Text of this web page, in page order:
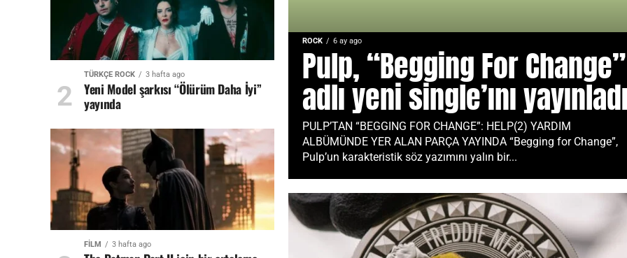
ROCK 6 ay ago
Pulp, “Begging For Change”
adlı yeni single’ını
PULP’TAN “BEGGING FOR CHANGE”: HELP(2) YARDIM
ALBÜMÜNDE YER ALAN PARÇA YAYINDA “Begging for Change”,
Pulp’un karakteristik söz yazımını yalın bir...
TÜRKÇE ROCK 3 hafta ago
Yeni Model şarkısı “Ölürüm Daha İyi”
yayında
FİLM 3 hafta ago